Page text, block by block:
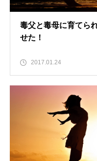
毒父と毒母に育てら
せた！
2017.01.24